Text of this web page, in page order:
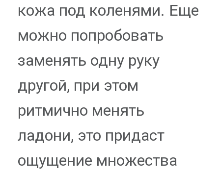
кожа под коленями. Еще
можно попробовать
заменять одну руку
другой, при этом
ритмично менять
ладони, это придаст
ощущение множества